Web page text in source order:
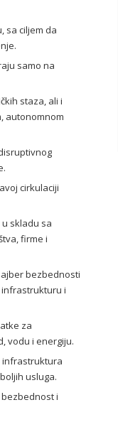
sa ciljem da
samo na
staza, ali i
autonomnom
cirkulaciji
skladu sa
firme i
bezbednosti
i
za
vodu i energiju.
infrastruktura
usluga.
i